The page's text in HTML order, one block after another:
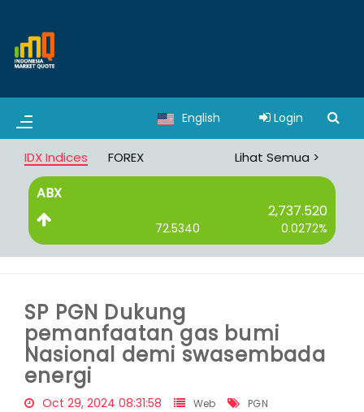
English Login
IDX Indices FOREX Lihat Semua >
ABX
2,737.520
72.5340 0.0272%
SP PGN Dukung
pemanfaatan gas bumi
Nasional demi swasembada
energi
Oct 29, 2024 08:31:58 Web PGN